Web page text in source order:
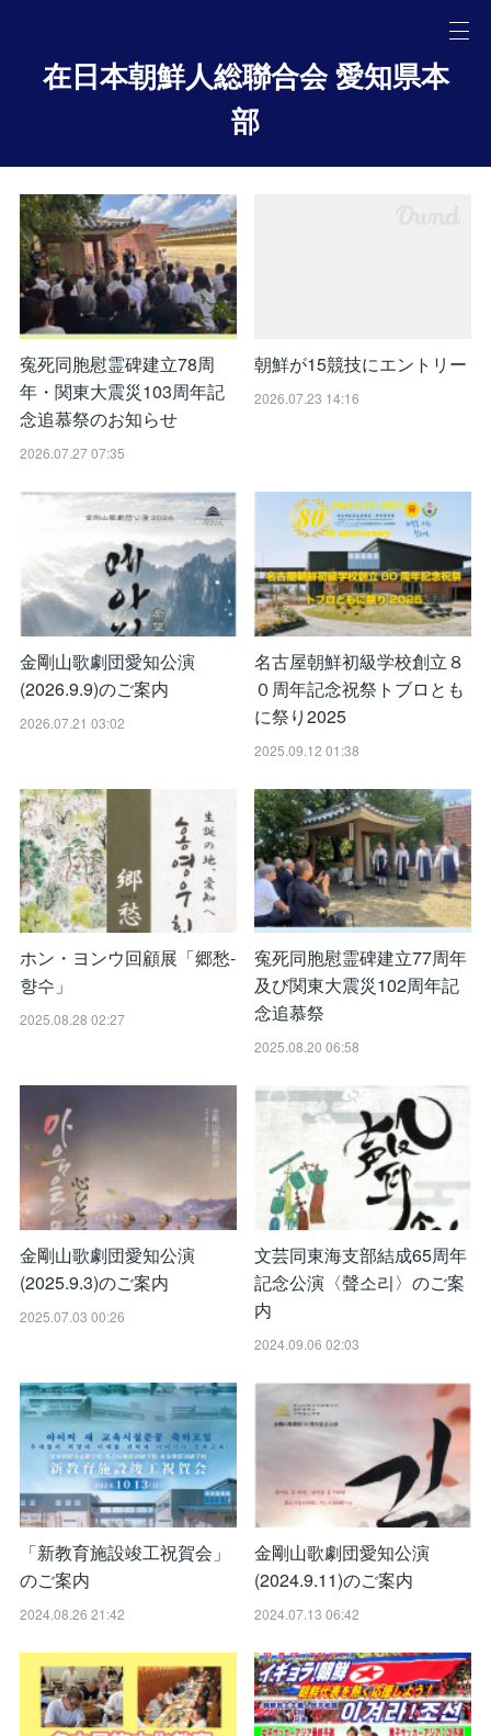
在日本朝鮮人総聯合会 愛知県本
部
寃死同胞慰霊碑建立78周
年・関東大震災103周年記
念追慕祭のお知らせ
2026.07.27 07:35
朝鮮が15競技にエントリー
2026.07.23 14:16
金剛山歌劇団愛知公演
(2026.9.9)のご案内
2026.07.21 03:02
名古屋朝鮮初級学校創立８
０周年記念祝祭トブロとも
に祭り2025
2025.09.12 01:38
ホン・ヨンウ回顧展「郷愁-
향수」
2025.08.28 02:27
寃死同胞慰霊碑建立77周年
及び関東大震災102周年記
念追慕祭
2025.08.20 06:58
金剛山歌劇団愛知公演
(2025.9.3)のご案内
2025.07.03 00:26
文芸同東海支部結成65周年
記念公演〈聲소리〉のご案
内
2024.09.06 02:03
「新教育施設竣工祝賀会」
のご案内
2024.08.26 21:42
金剛山歌劇団愛知公演
(2024.9.11)のご案内
2024.07.13 06:42